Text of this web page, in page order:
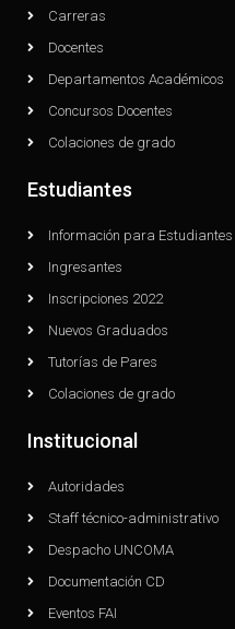
Carreras
Docentes
Departamentos Académicos
Concursos Docentes
Colaciones de grado
Estudiantes
Información para Estudiantes
Ingresantes
Inscripciones 2022
Nuevos Graduados
Tutorías de Pares
Colaciones de grado
Institucional
Autoridades
Staff técnico-administrativo
Despacho UNCOMA
Documentación CD
Eventos FAI